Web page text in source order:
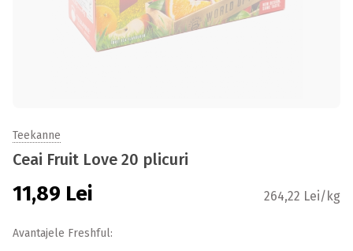
Teekanne
Ceai Fruit Love 20 plicuri
11,89 Lei 264,22 Lei/kg
Avantajele Freshful: